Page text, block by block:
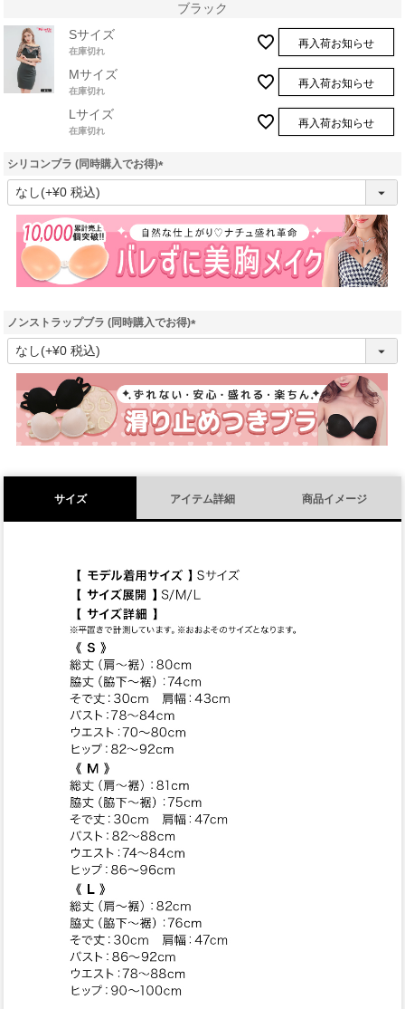
ブラック
Sサイズ
在庫切れ
再入荷お知らせ
Mサイズ
在庫切れ
再入荷お知らせ
Lサイズ
在庫切れ
再入荷お知らせ
シリコンブラ (同時購入でお得)
(
須
)
ノンストラップブラ (同時購入でお得)
(
須
)
サイズ アイテム詳細 商品イメージ